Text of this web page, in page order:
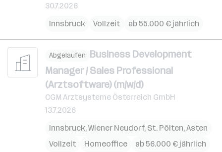
30.7.2026
Innsbruck
Vollzeit ab 55.000 € jährlich
Abgelaufen Business Development
Manager / Sales Professional
(Arztsoftware) (m/w/d)
CGM Arztsysteme Österreich GmbH
13.7.2026
Innsbruck,Wiener Neudorf, St. Pölten,Asten
Vollzeit
Homeoffice ab 56.000 € jährlich